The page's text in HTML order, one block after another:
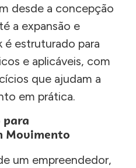
desde a concepção
a expansão e
é estruturado para
e aplicáveis, com
que ajudam a
em prática.
para
Movimento
um empreendedor,